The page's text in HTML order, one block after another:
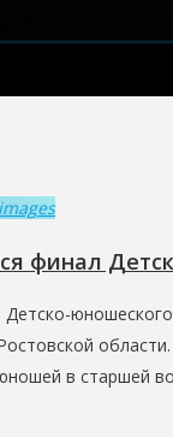
финал
в старшей